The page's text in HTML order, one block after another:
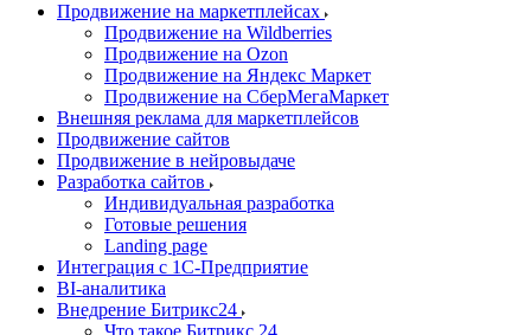
Продвижение на маркетплейсах
Продвижение на Wildberries
Продвижение на Ozon
Продвижение на Яндекс Маркет
Продвижение на СберМегаМаркет
Внешняя реклама для маркетплейсов
Продвижение сайтов
Продвижение в нейровыдаче
Разработка сайтов
Индивидуальная разработка
Готовые решения
Landing page
Интеграция с 1С-Предприятие
BI-аналитика
Внедрение Битрикс24
Что такое Битрикс 24